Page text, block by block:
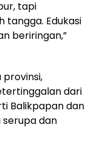
tapi
tangga. Edukasi
beriringan,”
dari
Balikpapan dan
dan